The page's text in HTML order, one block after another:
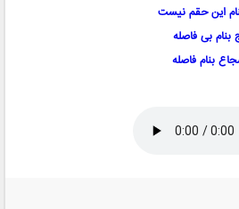
این حقم نیست
بنام بی فاصله
بنام فاصله